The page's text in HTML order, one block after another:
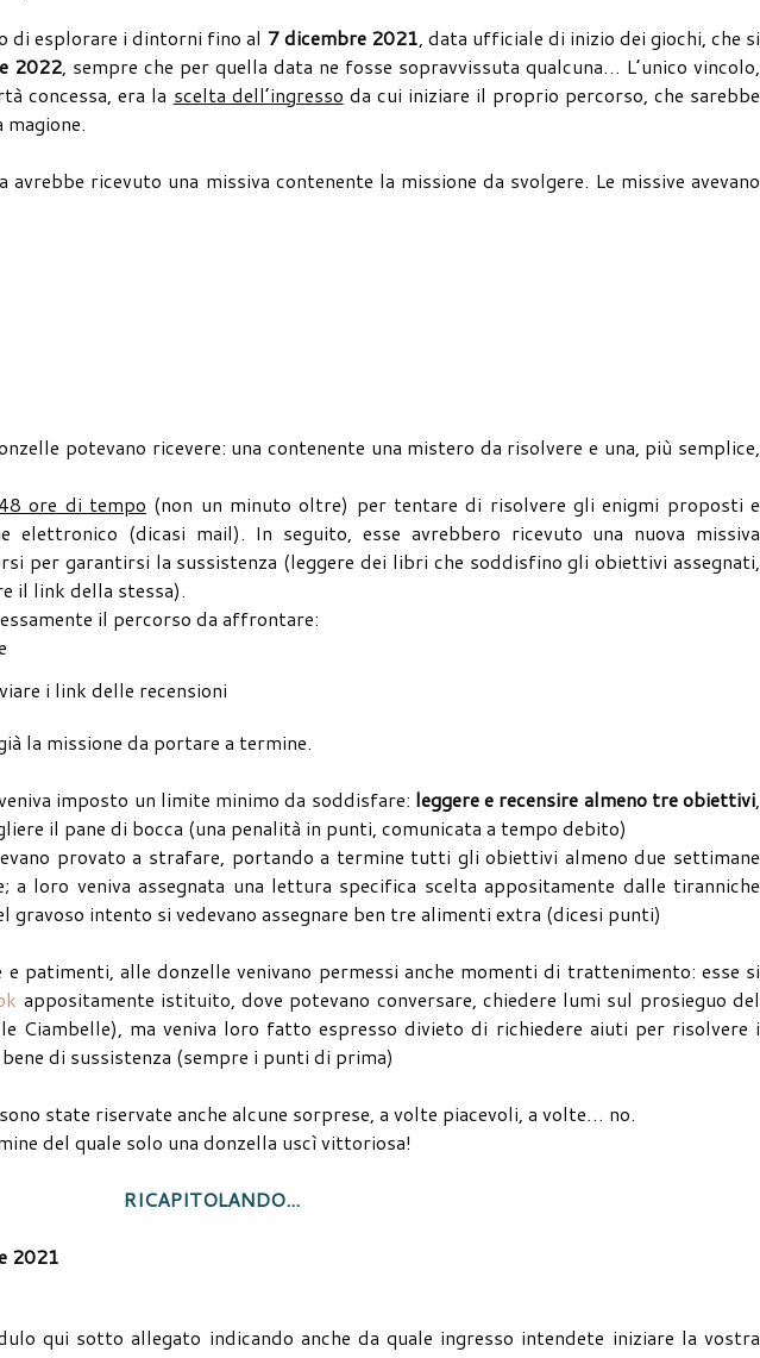
di esplorare i dintorni fino al 7 dicembre 2021, data ufficiale di inizio dei giochi, che si
2022, sempre che per quella data ne fosse sopravvissuta qualcuna… L’unico vincolo,
concessa, era la scelta dell’ingresso da cui iniziare il proprio percorso, che sarebbe
ricevuto una missiva contenente la missione da svolgere. Le missive avevano
potevano ricevere: una contenente una mistero da risolvere e una, più semplice,
48 ore di tempo (non un minuto oltre) per tentare di risolvere gli enigmi proposti e
elettronico (dicasi mail). In seguito, esse avrebbero ricevuto una nuova missiva
per garantirsi la sussistenza (leggere dei libri che soddisfino gli obiettivi assegnati,
il link della stessa).
il percorso da affrontare:
i link delle recensioni
la missione da portare a termine.
imposto un limite minimo da soddisfare: leggere e recensire almeno tre obiettivi,
il pane di bocca (una penalità in punti, comunicata a tempo debito)
provato a strafare, portando a termine tutti gli obiettivi almeno due settimane
loro veniva assegnata una lettura specifica scelta appositamente dalle tiranniche
gravoso intento si vedevano assegnare ben tre alimenti extra (dicesi punti)
patimenti, alle donzelle venivano permessi anche momenti di trattenimento: esse si
appositamente istituito, dove potevano conversare, chiedere lumi sul prosieguo del
Ciambelle), ma veniva loro fatto espresso divieto di richiedere aiuti per risolvere i
di sussistenza (sempre i punti di prima)
state riservate anche alcune sorprese, a volte piacevoli, a volte… no.
del quale solo una donzella uscì vittoriosa!
RICAPITOLANDO...
2021
qui sotto allegato indicando anche da quale ingresso intendete iniziare la vostra